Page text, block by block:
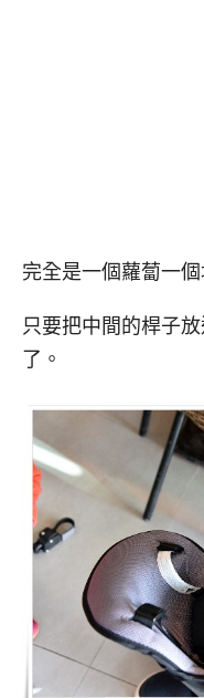
完全是一個蘿蔔一個
只要把中間的桿子
了。